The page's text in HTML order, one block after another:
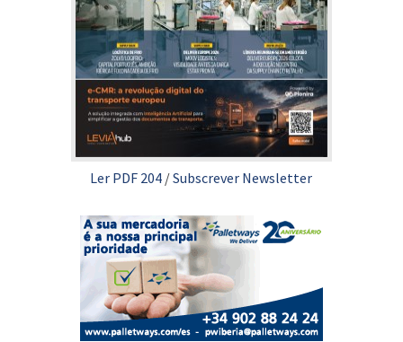
Ler PDF 204 /Subscrever Newsletter